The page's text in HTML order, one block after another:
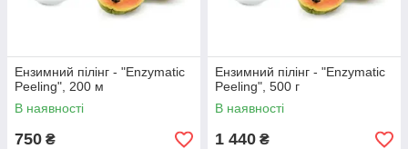
Ензимний пілінг - "Enzymatic
Peeling", 200 м
В наявності
750 ₴
Ензимний пілінг - "Enzymatic
Peeling", 500 г
В наявності
1 440 ₴